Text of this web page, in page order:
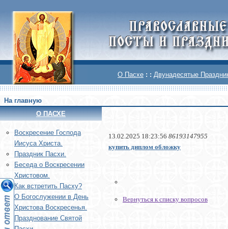
О Пасхе : : Двунадесятые
На главную
О ПАСХЕ
Воскреcение Господа
Иисуса Христа.
Праздник Пасхи.
Беседа о Воскресении
Христовом.
Как встретить Пасху?
О Богослужении в День
Христова Воскресенья.
Празднование Святой
13.02.2025 18:23:56 86193147955
купить диплом обложку
Вернуться к списку вопросов